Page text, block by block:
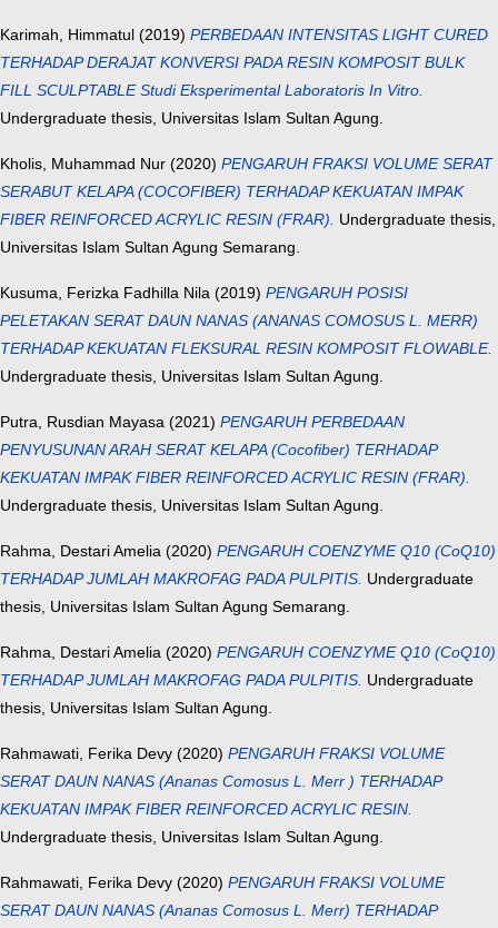
Karimah, Himmatul (2019) PERBEDAAN INTENSITAS LIGHT CURED
TERHADAP DERAJAT KONVERSI PADA RESIN KOMPOSIT BULK
FILL SCULPTABLE Studi Eksperimental Laboratoris In Vitro.
Undergraduate thesis, Universitas Islam Sultan Agung.
Kholis, Muhammad Nur (2020) PENGARUH FRAKSI VOLUME SERAT
SERABUT KELAPA (COCOFIBER) TERHADAP KEKUATAN IMPAK
FIBER REINFORCED ACRYLIC RESIN (FRAR). Undergraduate thesis,
Universitas Islam Sultan Agung Semarang.
Kusuma, Ferizka Fadhilla Nila (2019) PENGARUH POSISI
PELETAKAN SERAT DAUN NANAS (ANANAS COMOSUS L. MERR)
TERHADAP KEKUATAN FLEKSURAL RESIN KOMPOSIT FLOWABLE.
Undergraduate thesis, Universitas Islam Sultan Agung.
Putra, Rusdian Mayasa (2021) PENGARUH PERBEDAAN
PENYUSUNAN ARAH SERAT KELAPA (Cocofiber) TERHADAP
KEKUATAN IMPAK FIBER REINFORCED ACRYLIC RESIN (FRAR).
Undergraduate thesis, Universitas Islam Sultan Agung.
Rahma, Destari Amelia (2020) PENGARUH COENZYME Q10 (CoQ10)
TERHADAP JUMLAH MAKROFAG PADA PULPITIS. Undergraduate
thesis, Universitas Islam Sultan Agung Semarang.
Rahma, Destari Amelia (2020) PENGARUH COENZYME Q10 (CoQ10)
TERHADAP JUMLAH MAKROFAG PADA PULPITIS. Undergraduate
thesis, Universitas Islam Sultan Agung.
Rahmawati, Ferika Devy (2020) PENGARUH FRAKSI VOLUME
SERAT DAUN NANAS (Ananas Comosus L. Merr ) TERHADAP
KEKUATAN IMPAK FIBER REINFORCED ACRYLIC RESIN.
Undergraduate thesis, Universitas Islam Sultan Agung.
Rahmawati, Ferika Devy (2020) PENGARUH FRAKSI VOLUME
SERAT DAUN NANAS (Ananas Comosus L. Merr) TERHADAP